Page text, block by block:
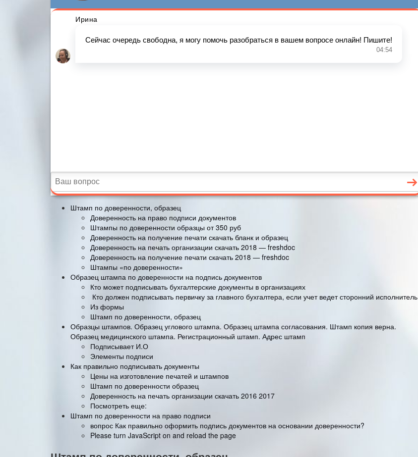
Штамп по доверенности, образец
Доверенность на право подписи документов
Штампы по доверенности образцы от 350 руб
Доверенность на получение печати скачать бланк и образец
Доверенность на печать организации скачать 2018 — freshdoc
Доверенность на получение печати скачать 2018 — freshdoc
Штампы «по доверенности»
Образец штампа по доверенности на подпись документов
Кто может подписывать бухгалтерские документы в организациях
Кто должен подписывать первичку за главного бухгалтера, если учет ведет сторонний исполнитель
Из формы
Штамп по доверенности, образец
Образцы штампов. Образец углового штампа. Образец штампа согласования. Штамп копия верна.
Образец медицинского штампа. Регистрационный штамп. Адрес штамп
Подписывает И.О
Элементы подписи
Как правильно подписывать документы
Цены на изготовление печатей и штампов
Штамп по доверенности образец
Доверенность на печать организации скачать 2016 2017
Посмотреть еще:
Штамп по доверенности на право подписи
вопрос Как правильно оформить подпись документов на основании доверенности?
Please turn JavaScript on and reload the page